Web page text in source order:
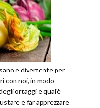
e divertente per
con noi, in modo
ortaggi e qual'è
e far apprezzare